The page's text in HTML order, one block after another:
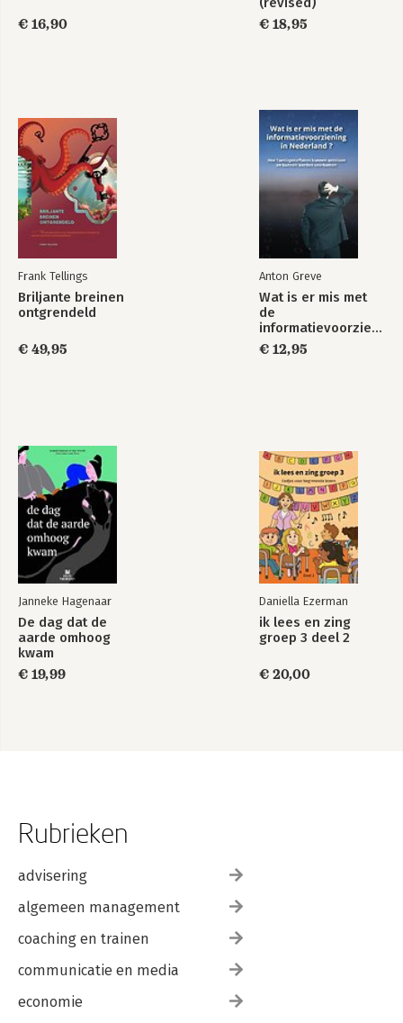
€ 16,90
€ 18,95
Frank Tellings
Briljante breinen
ontgrendeld
€ 49,95
Anton Greve
Wat is er mis met
de
informatievoorziening
in Nederland ?
€ 12,95
Janneke Hagenaar
De dag dat de
aarde omhoog
kwam
€ 19,99
Daniella Ezerman
ik lees en zing
groep 3 deel 2
€ 20,00
Rubrieken
advisering
algemeen management
coaching en trainen
communicatie en media
economie